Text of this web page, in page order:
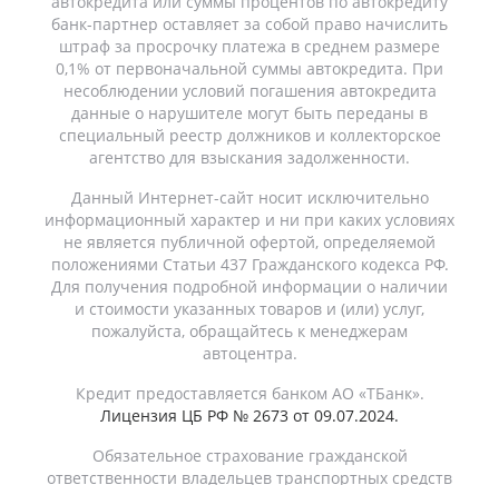
банк-партнер оставляет за собой право начислить
штраф за просрочку платежа в среднем размере
0,1% от первоначальной суммы автокредита. При
несоблюдении условий погашения автокредита
данные о нарушителе могут быть переданы в
специальный реестр должников и коллекторское
агентство для взыскания задолженности.
Данный Интернет-сайт носит исключительно
информационный характер и ни при каких условиях
не является публичной офертой, определяемой
положениями Статьи 437 Гражданского кодекса РФ.
Для получения подробной информации о наличии
и стоимости указанных товаров и (или) услуг,
пожалуйста, обращайтесь к менеджерам
автоцентра.
Кредит предоставляется банком АО «ТБанк».
Лицензия ЦБ РФ № 2673 от 09.07.2024.
Обязательное страхование гражданской
ответственности владельцев транспортных средств